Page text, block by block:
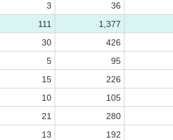
3 36
111 1,377
30 426
5 95
15 226
10 105
21 280
13 192